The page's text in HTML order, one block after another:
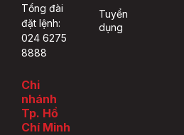
Tổng đài
đặt lệnh:
024 6275
8888
Chi
nhánh
Tp. Hồ
Chí Minh
Tuyển
dụng